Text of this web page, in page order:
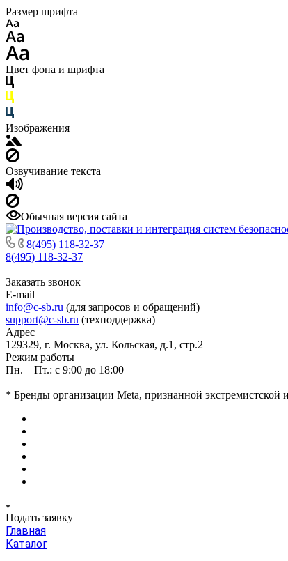
Размер шрифта
Цвет фона и шрифта
Изображения
Озвучивание текста
Обычная версия сайта
8(495) 118-32-37
8(495) 118-32-37
Заказать звонок
E-mail
info@c-sb.ru (для запросов и обращений)
support@c-sb.ru (техподдержка)
Адрес
129329, г. Москва, ул. Кольская, д.1, стр.2
Режим работы
Пн. – Пт.: с 9:00 до 18:00
* Бренды организации Meta, признанной
Подать заявку
Главная
Каталог